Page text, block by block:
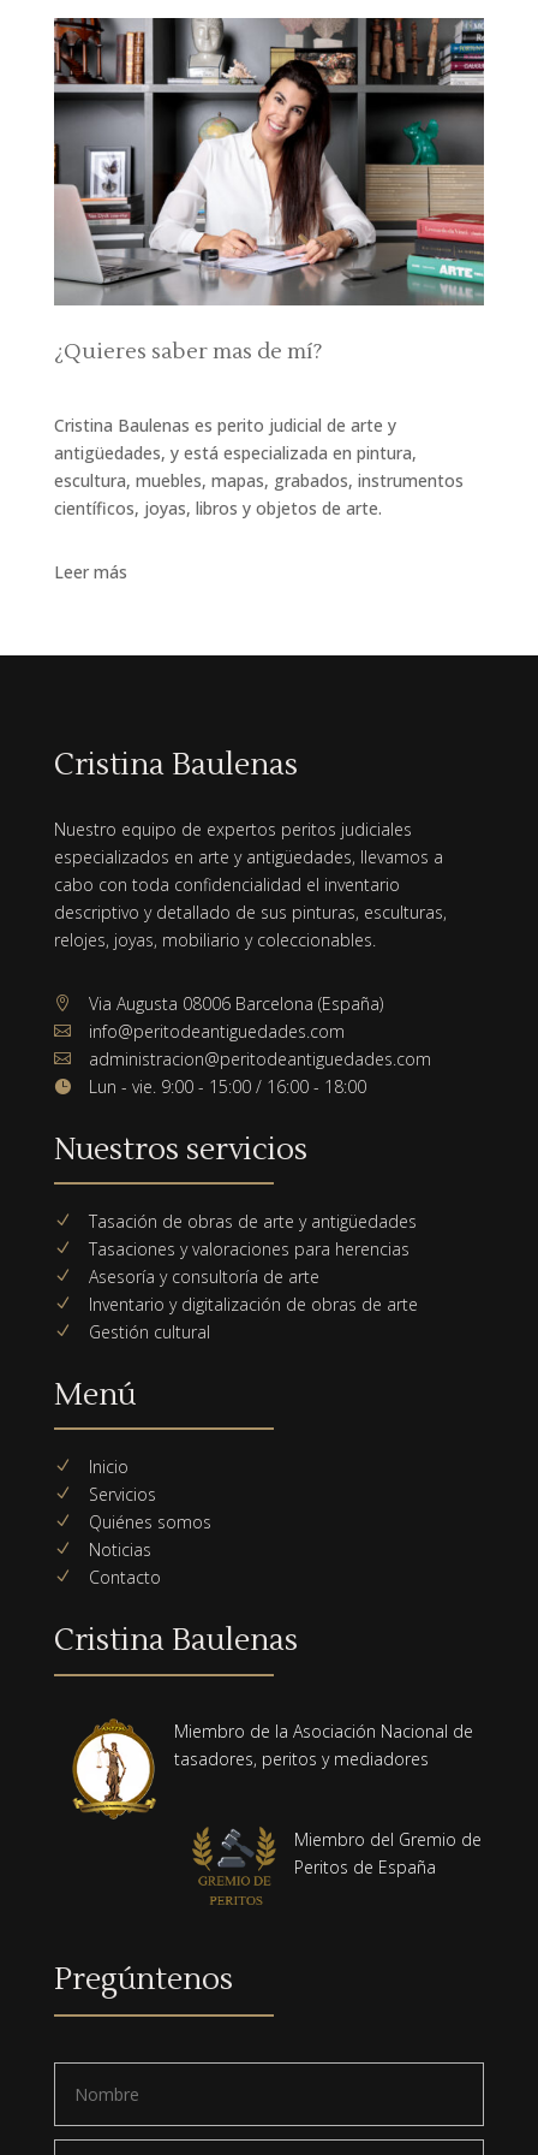
¿Quieres saber mas de mí?
Cristina Baulenas es perito judicial de arte y
antigüedades, y está especializada en pintura,
escultura, muebles, mapas, grabados, instrumentos
científicos, joyas, libros y objetos de arte.
Leer más
Cristina Baulenas
Nuestro equipo de expertos peritos judiciales
especializados en arte y antigüedades, llevamos a
cabo con toda confidencialidad el inventario
descriptivo y detallado de sus pinturas, esculturas,
relojes, joyas, mobiliario y coleccionables.
 Via Augusta 08006 Barcelona (España)
 info@peritodeantiguedades.com
 administracion@peritodeantiguedades.com
 Lun - vie. 9:00 - 15:00 / 16:00 - 18:00
Nuestros servicios
N Tasación de obras de arte y antigüedades
N Tasaciones y valoraciones para herencias
N Asesoría y consultoría de arte
N Inventario y digitalización de obras de arte
N Gestión cultural
Menú
N Inicio
N Servicios
N Quiénes somos
N Noticias
N Contacto
Cristina Baulenas
Miembro de la Asociación Nacional de
tasadores, peritos y mediadores
Miembro del Gremio de
Peritos de España
Pregúntenos